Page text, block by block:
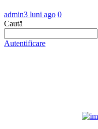
admin3 luni ago 0
Caută
Autentificare